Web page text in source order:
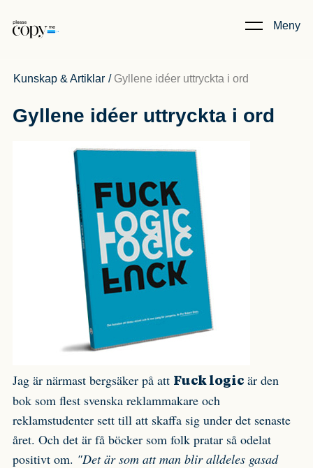
Meny
Kunskap & Artiklar / Gyllene idéer uttryckta i ord
Gyllene idéer uttryckta i ord
Jag är närmast bergsäker på att Fuck logic är den
bok som flest svenska reklammakare och
reklamstudenter sett till att skaffa sig under det senaste
året. Och det är få böcker som folk pratar så odelat
positivt om. "Det är som att man blir alldeles gasad